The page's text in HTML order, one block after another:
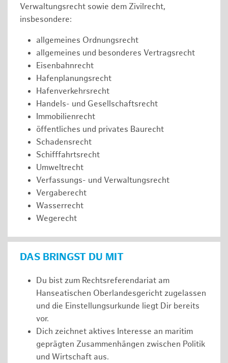
Verwaltungsrecht sowie dem Zivilrecht,
insbesondere:
allgemeines Ordnungsrecht
allgemeines und besonderes Vertragsrecht
Eisenbahnrecht
Hafenplanungsrecht
Hafenverkehrsrecht
Handels- und Gesellschaftsrecht
Immobilienrecht
öffentliches und privates Baurecht
Schadensrecht
Schifffahrtsrecht
Umweltrecht
Verfassungs- und Verwaltungsrecht
Vergaberecht
Wasserrecht
Wegerecht
DAS BRINGST DU MIT
Du bist zum Rechtsreferendariat am
Hanseatischen Oberlandesgericht zugelassen
und die Einstellungsurkunde liegt Dir bereits
vor.
Dich zeichnet aktives Interesse an maritim
geprägten Zusammenhängen zwischen Politik
und Wirtschaft aus.